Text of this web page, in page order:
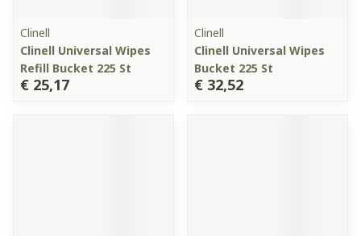
Clinell
Clinell Universal Wipes
Refill Bucket 225 St
€ 25,17
Clinell
Clinell Universal Wipes
Bucket 225 St
€ 32,52